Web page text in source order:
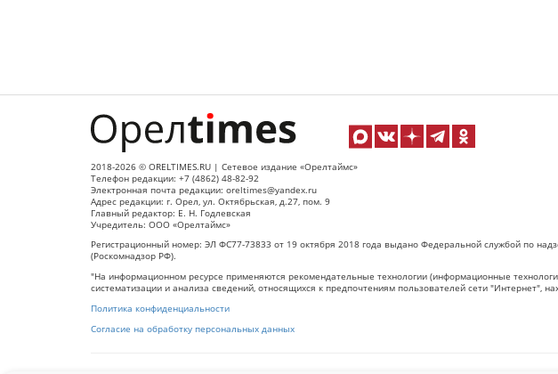
2018-2026 © ORELTIMES.RU | Сетевое издание «Орелтаймс»
Телефон редакции: +7 (4862) 48-82-92
Электронная почта редакции: oreltimes@yandex.ru
Адрес редакции: г. Орел, ул. Октябрьская, д.27, пом. 9
Главный редактор: Е. Н. Годлевская
Учредитель: ООО «Орелтаймс»
Регистрационный номер: ЭЛ ФС77-73833 от 19 октября 2018 года выдано Федеральной службой по
(Роскомнадзор РФ).
"На информационном ресурсе применяются рекомендательные технологии (информационные
систематизации и анализа сведений, относящихся к предпочтениям пользователей сети "Интернет",
Политика конфиденциальности
Согласие на обработку персональных данных